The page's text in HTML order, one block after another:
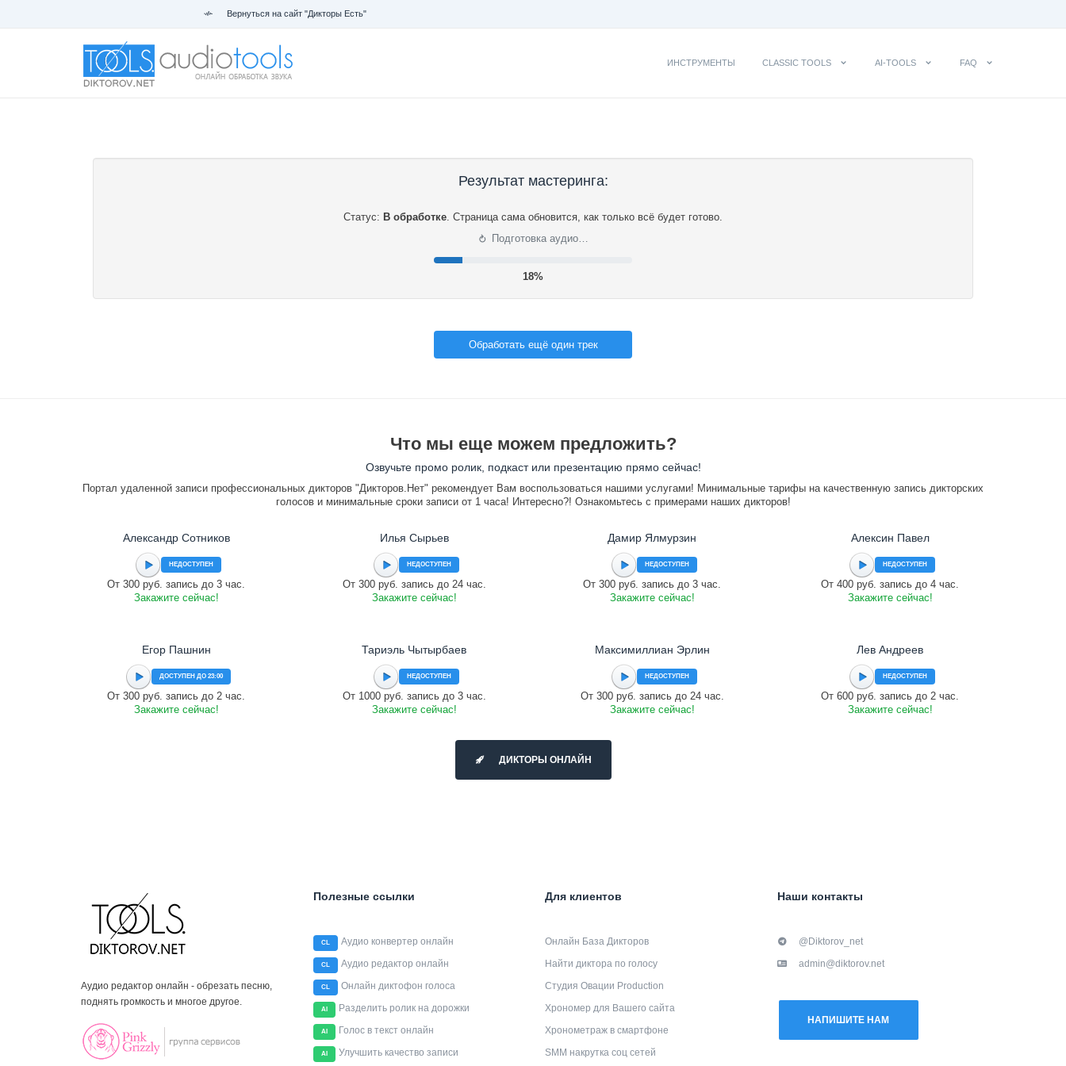
Вернуться на сайт "Дикторы Есть"
ИНСТРУМЕНТЫ CLASSIC TOOLS AI-TOOLS FAQ
Результат мастеринга:
Статус: В обработке. Страница сама обновится, как только всё будет готово.
⟳ Подготовка аудио…
19%
Обработать ещё один трек
Что мы еще можем предложить?
Озвучьте промо ролик, подкаст или презентацию прямо сейчас!
Портал удаленной записи профессиональных дикторов "Дикторов.Нет" рекомендует Вам воспользоваться нашими услугами! Минимальные тарифы на качественную запись дикторских
голосов и минимальные сроки записи от 1 часа! Интересно?! Ознакомьтесь с примерами наших дикторов!
Александр Сотников
НЕДОСТУПЕН
От 300 руб. запись до 3 час.
Закажите сейчас!
Илья Сырьев
НЕДОСТУПЕН
От 300 руб. запись до 24 час.
Закажите сейчас!
Дамир Ялмурзин
НЕДОСТУПЕН
От 300 руб. запись до 3 час.
Закажите сейчас!
Алексин Павел
НЕДОСТУПЕН
От 400 руб. запись до 4 час.
Закажите сейчас!
Егор Пашнин
ДОСТУПЕН ДО 23:00
От 300 руб. запись до 2 час.
Закажите сейчас!
Тариэль Чытырбаев
НЕДОСТУПЕН
От 1000 руб. запись до 3 час.
Закажите сейчас!
Максимиллиан Эрлин
НЕДОСТУПЕН
От 300 руб. запись до 24 час.
Закажите сейчас!
Лев Андреев
НЕДОСТУПЕН
От 600 руб. запись до 2 час.
Закажите сейчас!
ДИКТОРЫ ОНЛАЙН
Аудио редактор онлайн - обрезать песню,
поднять громкость и многое другое.
Полезные ссылки
CL Аудио конвертер онлайн
CL Аудио редактор онлайн
CL Онлайн диктофон голоса
AI Разделить ролик на дорожки
AI Голос в текст онлайн
AI Улучшить качество записи
Для клиентов
Онлайн База Дикторов
Найти диктора по голосу
Студия Овации Production
Хрономер для Вашего сайта
Хронометраж в смартфоне
SMM накрутка соц сетей
Наши контакты
@Diktorov_net
admin@diktorov.net
НАПИШИТЕ НАМ